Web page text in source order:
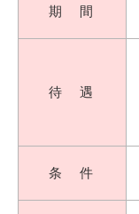
期 間
待 遇
条 件